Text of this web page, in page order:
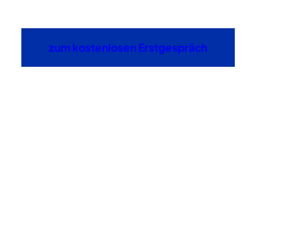
zum kostenlosen Erstgespräch